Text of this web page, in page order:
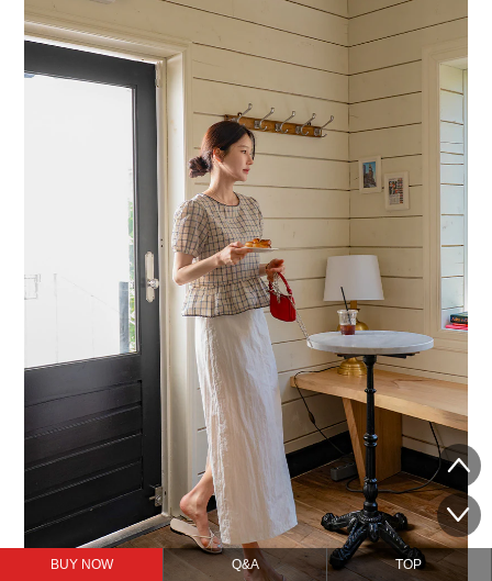
BUY NOW Q&A TOP